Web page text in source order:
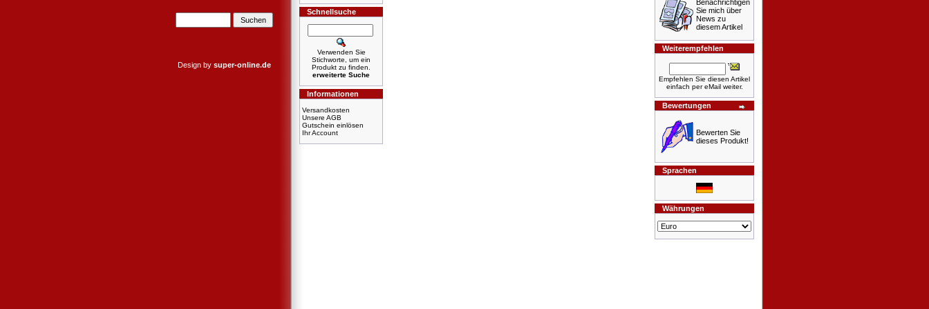
Design by super-online.de
Schnellsuche
Verwenden Sie
Stichworte, um ein
Produkt zu finden.
erweiterte Suche
Informationen
Versandkosten
Unsere AGB
Gutschein einlösen
Ihr Account
Benachrichtigen
Sie mich über
News zu
diesem Artikel
Weiterempfehlen
Empfehlen Sie diesen Artikel
einfach per eMail weiter.
Bewertungen
Bewerten Sie
dieses Produkt!
Sprachen
Währungen